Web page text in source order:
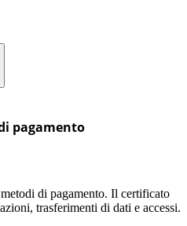
pagamento
di pagamento. Il certificato
trasferimenti di dati e accessi.